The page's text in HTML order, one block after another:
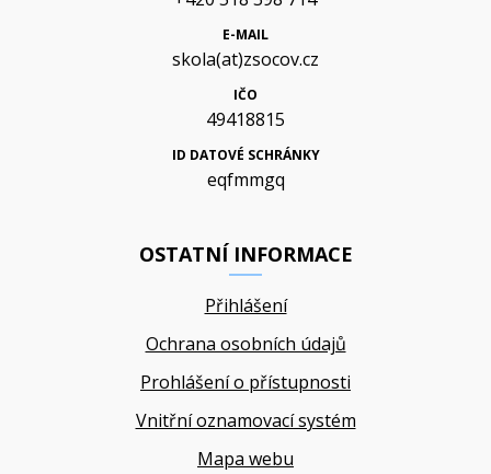
E-MAIL
skola(at)zsocov.cz
IČO
49418815
ID DATOVÉ SCHRÁNKY
eqfmmgq
OSTATNÍ INFORMACE
Přihlášení
Ochrana osobních údajů
Prohlášení o přístupnosti
Vnitřní oznamovací systém
Mapa webu